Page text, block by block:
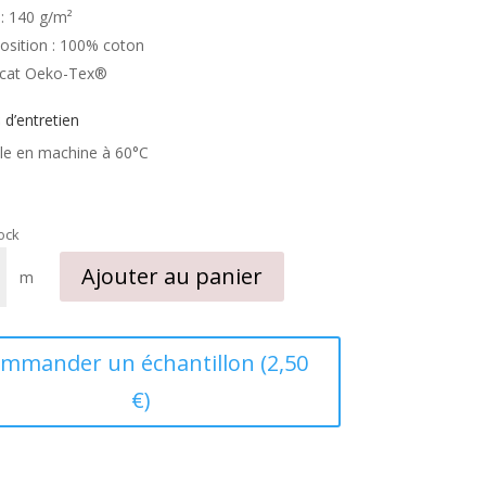
140 g/m²
: 100% coton
Oeko-Tex®
en machine à 60°C
m Ajouter au panier
un échantillon (2,50
€)